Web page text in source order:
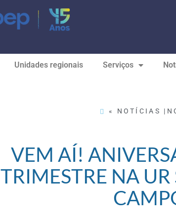
Unidades regionais Serviços
« NOTÍCIAS |
VEM AÍ!
TRIMESTRE NA UR